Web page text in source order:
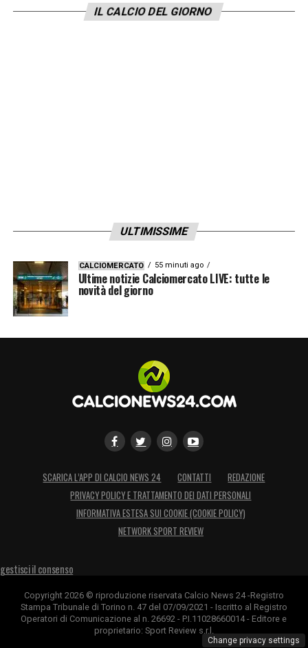
IL CALCIO DEL GIORNO
ULTIMISSIME
CALCIOMERCATO 55 minuti ago
Ultime notizie Calciomercato LIVE: tutte le
novità del giorno
SCARICA L’APP DI CALCIO NEWS 24 CONTATTI
REDAZIONE
PRIVACY POLICY E TRATTAMENTO DEI DATI PERSONALI
INFORMATIVA ESTESA SUI COOKIE (COOKIE POLICY)
NETWORK SPORT REVIEW
gestisci il consenso
Copyright 2026 © riproduzione riservata Calcio News 24 -Registro
Stampa Tribunale di Torino n. 47 del 07/09/2021 - Iscritto al Registro
Operatori di Comunicazione al n. 26692 - P.I.11028660014 - Editore e
proprietario: Sport Review s.r.l.
Change privacy settings